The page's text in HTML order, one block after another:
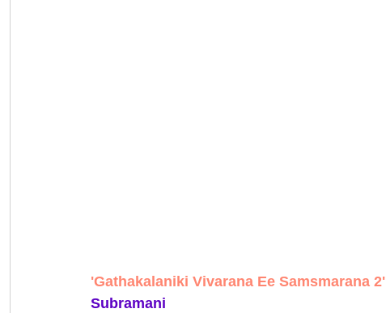
'Gathakalaniki Vivarana Ee Samsmarana 2'
Subramani